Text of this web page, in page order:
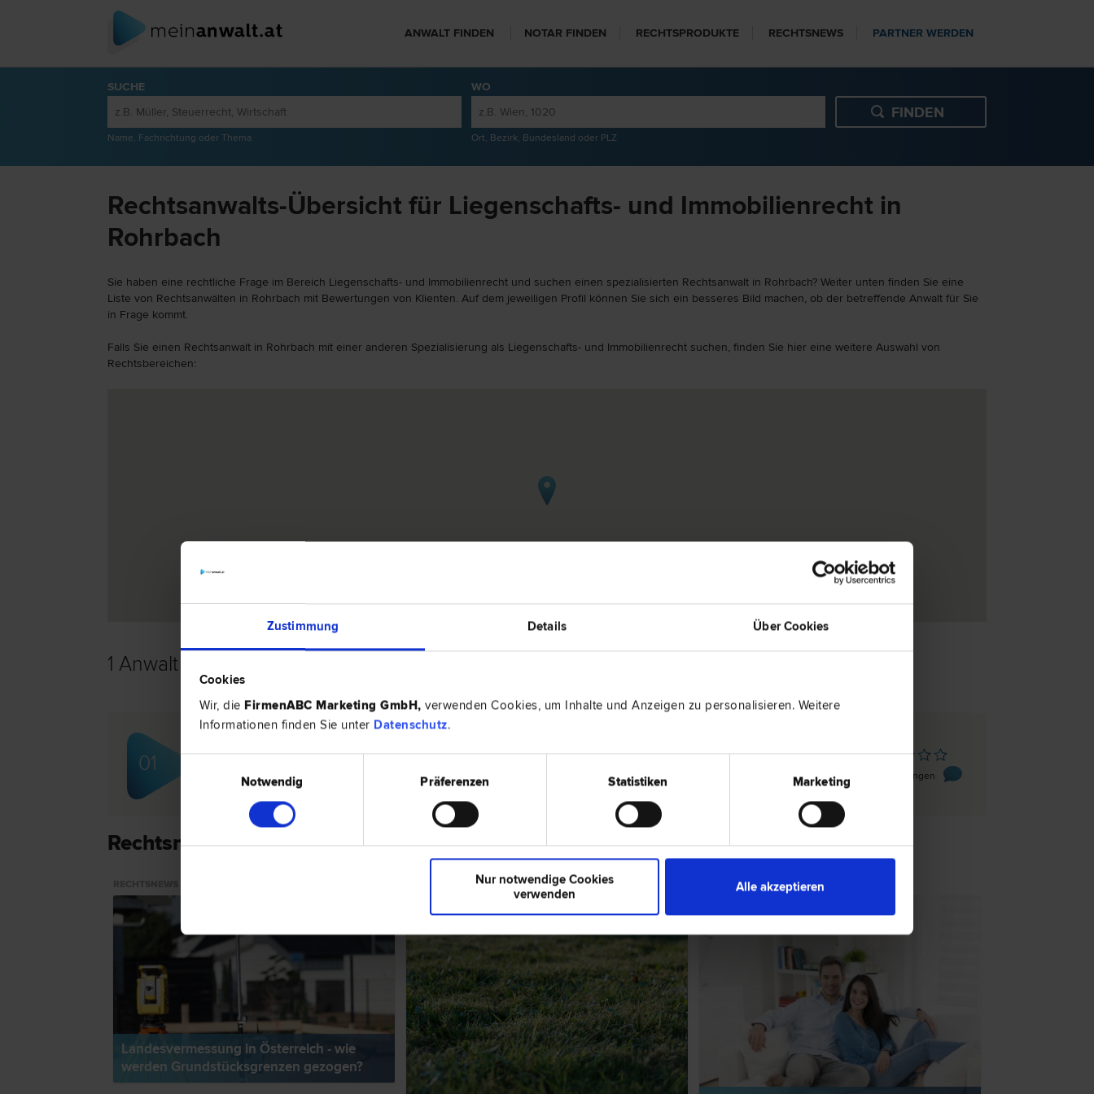
Zustimmung Details Über Cookies
Cookies
Wir, die FirmenABC Marketing GmbH, verwenden Cookies, um Inhalte und Anzeigen zu personalisieren. Weitere
Informationen finden Sie unter Datenschutz.
Notwendig
Präferenzen Statistiken Marketing
Nur notwendige Cookies
verwenden
Alle akzeptieren
ANWALT FINDEN NOTAR FINDEN RECHTSPRODUKTE RECHTSNEWS PARTNER WERDEN
SUCHE
Name, Fachrichtung oder Thema
WO
Ort, Bezirk, Bundesland oder PLZ
Rechtsanwalts-Übersicht für Liegenschafts- und Immobilienrecht in
Rohrbach
Sie haben eine rechtliche Frage im Bereich Liegenschafts- und Immobilienrecht und suchen einen spezialisierten Rechtsanwalt in Rohrbach? Weiter unten finden Sie eine
Liste von Rechtsanwälten in Rohrbach mit Bewertungen von Klienten. Auf dem jeweiligen Profil können Sie sich ein besseres Bild machen, ob der betreffende Anwalt für Sie
in Frage kommt.
Falls Sie einen Rechtsanwalt in Rohrbach mit einer anderen Spezialisierung als Liegenschafts- und Immobilienrecht suchen, finden Sie hier eine weitere Auswahl von
Rechtsbereichen:
1 Anwalt -
01
Mag. Titus TRUNEZ
Gewährleistungs­recht | Wirtschafts­recht | Verkehrs­recht | Vertrags­recht | Unternehmens­recht |
4150 Rohrbach
0 Bewertungen
Rechtsnews & Expertentipps zum Thema "Liegenschafts- und Immobilienrecht"
Landesvermessung in Österreich - wie
werden Grundstücksgrenzen gezogen?
RECHTSNEWS